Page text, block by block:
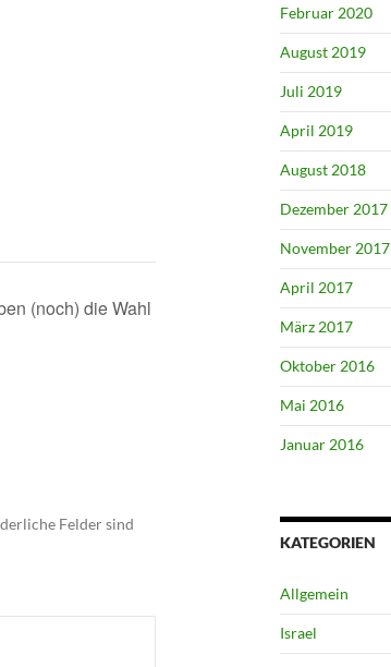
(noch) die Wahl
Felder sind
Februar 2020
August 2019
Juli 2019
April 2019
August 2018
Dezember 2017
November 2017
April 2017
März 2017
Oktober 2016
Mai 2016
Januar 2016
KATEGORIEN
Allgemein
Israel